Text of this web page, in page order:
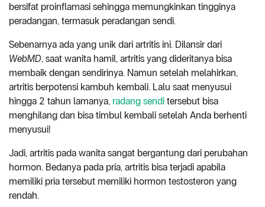
bersifat proinflamasi sehingga memungkinkan tingginya
peradangan, termasuk peradangan sendi.
Sebenarnya ada yang unik dari artritis ini. Dilansir dari
WebMD, saat wanita hamil, artritis yang dideritanya bisa
membaik dengan sendirinya. Namun setelah melahirkan,
artritis berpotensi kambuh kembali. Lalu saat menyusui
hingga 2 tahun lamanya, radang sendi tersebut bisa
menghilang dan bisa timbul kembali setelah Anda berhenti
menyusui!
Jadi, artritis pada wanita sangat bergantung dari perubahan
hormon. Bedanya pada pria, artritis bisa terjadi apabila
memiliki pria tersebut memiliki hormon testosteron yang
rendah.